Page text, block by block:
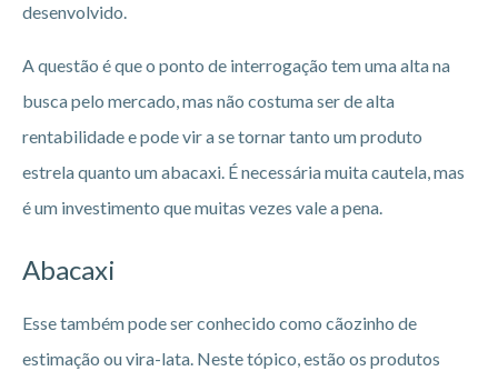
desenvolvido.
A questão é que o ponto de interrogação tem uma alta na
busca pelo mercado, mas não costuma ser de alta
rentabilidade e pode vir a se tornar tanto um produto
estrela quanto um abacaxi. É necessária muita cautela, mas
é um investimento que muitas vezes vale a pena.
Abacaxi
Esse também pode ser conhecido como cãozinho de
estimação ou vira-lata. Neste tópico, estão os produtos